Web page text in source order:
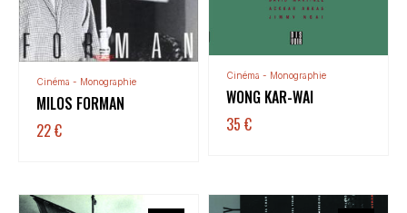
Cinéma - Monographie
MILOS FORMAN
22€
Cinéma - Monographie
WONG KAR-WAI
35€